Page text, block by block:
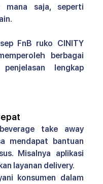
mana saja, seperti
berbagai
lengkap
take away
mendapat bantuan
Misalnya aplikasi
layanan delivery.
konsumen dalam